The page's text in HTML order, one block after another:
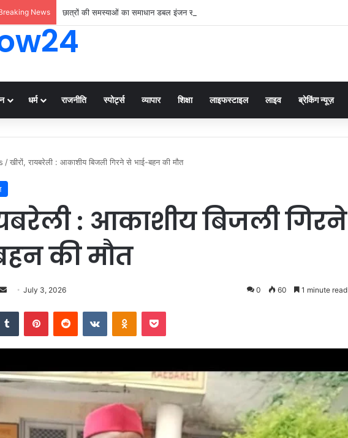
News छात्रों की समस्याओं का समाधान डबल इंजन सरकार की सर्वोच्च प्राथमिकता केशव प्रसाद मौर्या
धर्म राजनीति स्पोर्ट्स व्यापार शिक्षा लाइफस्टाइल लाइव ब्रेकिंग न्यूज़
/खीरों, रायबरेली : आकाशीय बिजली गिरने से भाई-बहन की मौत
: आकाशीय बिजली गिरने
की मौत
July 3, 2026 0 60 1 minute read